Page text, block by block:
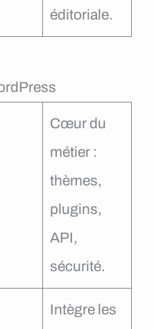
éditoriale.
Cœur du
métier :
thèmes,
plugins,
API,
sécurité.
Intègre les